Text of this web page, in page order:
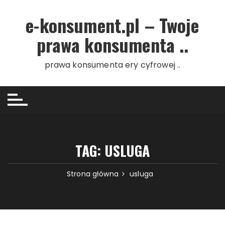
e-konsument.pl – Twoje
prawa konsumenta ..
prawa konsumenta ery cyfrowej ..
TAG: USLUGA
Strona główna usluga